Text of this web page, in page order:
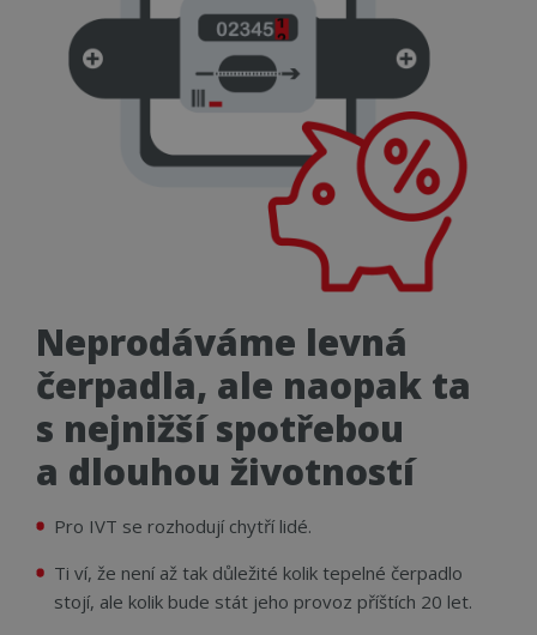
Neprodáváme levná
čerpadla, ale naopak ta
s nejnižší spotřebou
a dlouhou životností
Pro IVT se rozhodují chytří lidé.
Ti ví, že není až tak důležité kolik tepelné čerpadlo
stojí, ale kolik bude stát jeho provoz příštích 20 let.